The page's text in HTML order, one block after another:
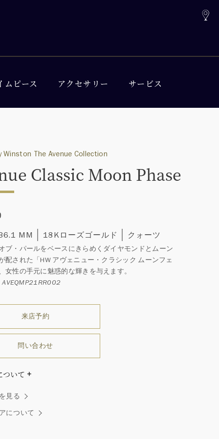
ムピース アクセサリー サービス
Winston The Avenue Collection
Classic Moon Phase
MM 18Kローズゴールド クォーツ
ブ・パールをベースにきらめくダイヤモンドとムーン
配された「HW アヴェニュー・クラシック ムーンフェ
女性の手元に魅惑的な輝きを与えます。
来店予約
問い合わせ
ついて
トンはそう語りました。ハリー・ウィンストンによって
た最高品質のダイヤモンド及びジェムストーンは、ひと
が唯一無二の個性を有する天然の素材であるため、同製
見る
について